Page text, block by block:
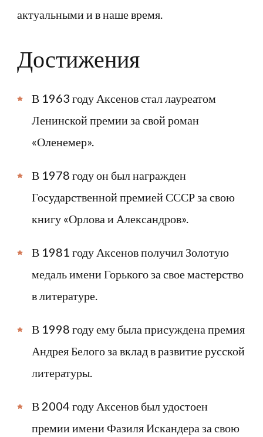
актуальными и в наше время.
Достижения
В 1963 году Аксенов стал лауреатом
Ленинской премии за свой роман
«Оленемер».
В 1978 году он был награжден
Государственной премией СССР за свою
книгу «Орлова и Александров».
В 1981 году Аксенов получил Золотую
медаль имени Горького за свое мастерство
в литературе.
В 1998 году ему была присуждена премия
Андрея Белого за вклад в развитие русской
литературы.
В 2004 году Аксенов был удостоен
премии имени Фазиля Искандера за свою